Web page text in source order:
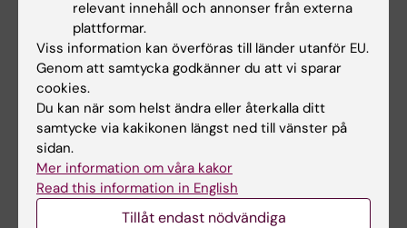
innovationsfinansieri
ng från Knut och
Alice Wallenbergs
Stiftelse
Professor Gonçalo Castelo-
Branco och professor Janne
Lehtiö vid KI får…
Novo Nordisk-anslag
för forskning om ny
behandling vid
småkärlssjukdom
Helena Karlström, lektor och
docent vid Karolinska
relevant innehåll och annonser från externa
plattformar.
Viss information kan överföras till länder utanför EU.
Genom att samtycka godkänner du att vi sparar
cookies.
Du kan när som helst ändra eller återkalla ditt
samtycke via kakikonen längst ned till vänster på
sidan.
Mer information om våra kakor
Read this information in English
Tillåt endast nödvändiga